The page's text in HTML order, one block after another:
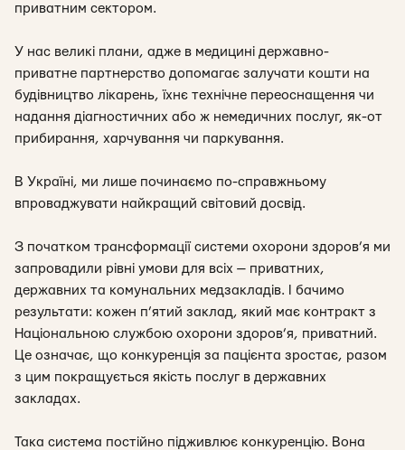
приватним сектором.
У нас великі плани, адже в медицині державно-
приватне партнерство допомагає залучати кошти на
будівництво лікарень, їхнє технічне переоснащення чи
надання діагностичних або ж немедичних послуг, як-от
прибирання, харчування чи паркування.
В Україні, ми лише починаємо по-справжньому
впроваджувати найкращий світовий досвід.
З початком трансформації системи охорони здоров’я ми
запровадили рівні умови для всіх — приватних,
державних та комунальних медзакладів. І бачимо
результати: кожен п’ятий заклад, який має контракт з
Національною службою охорони здоров’я, приватний.
Це означає, що конкуренція за пацієнта зростає, разом
з цим покращується якість послуг в державних
закладах.
Така система постійно підживлює конкуренцію. Вона